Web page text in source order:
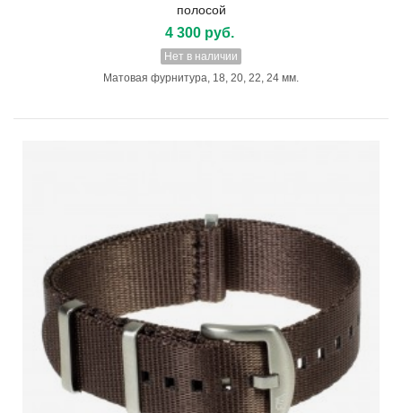
полосой
4 300 руб.
Нет в наличии
Матовая фурнитура, 18, 20, 22, 24 мм.